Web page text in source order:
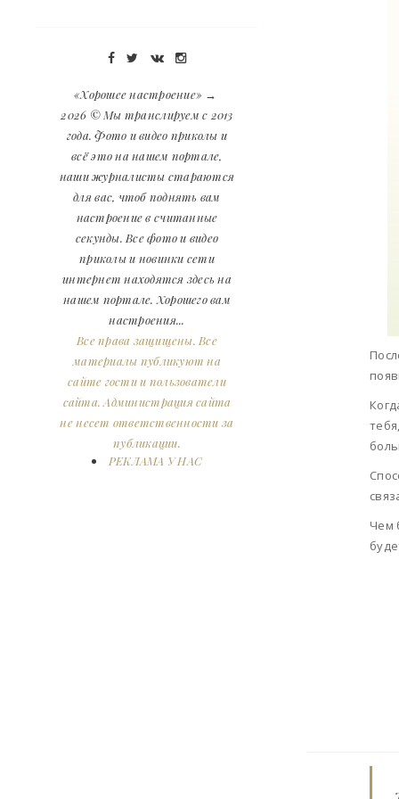
Чем
«Хорошее настроение» →
2026 © Мы транслируем с 2013
года. Фото и видео приколы и
всё это на нашем портале,
наши журналисты стараются
для вас, чтоб поднять вам
настроение в считанные
секунды. Все фото и видео
приколы и новинки сети
интернет находятся здесь на
нашем портале. Хорошего вам
настроения...
Все права защищены. Все
материалы публикуют на
сайте гости и пользователи
сайта. Администрация сайта
не несет ответственности за
публикации.
РЕКЛАМА У НАС